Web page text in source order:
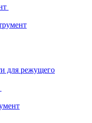
для режущего